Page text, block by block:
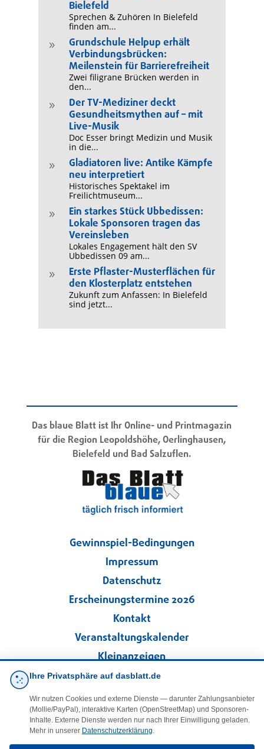
Bielefeld
Sprechen & Zuhören In Bielefeld
finden am...
9
Grundschule Helpup erhält
Verbindungsbrücken:
Meilenstein für Barrierefreiheit
Zwei filigrane Brücken werden in
den...
9
Der TV-Mediziner deckt
Gesundheitsmythen auf – mit
Live-Musik
Doc Esser bringt Medizin und Musik
in die...
9
Gladiatoren live: Antike Kämpfe
neu interpretiert
Historisches Spektakel im
Freilichtmuseum...
9
Ein starkes Stück Ubbedissen:
Lokale Sponsoren tragen das
Vereinsleben
Lokales Engagement hält den SV
Ubbedissen 09 am...
9
Erste Pflaster-Musterflächen für
den Klosterplatz entstehen
Zukunft zum Anfassen: In Bielefeld
sind jetzt...
Das blaue Blatt ist Ihr Online- und Printmagazin
für die Region Leopoldshöhe, Oerlinghausen,
Bielefeld und Bad Salzuflen.
Gewinnspiel-Bedingungen
Impressum
Datenschutz
Erscheinungstermine 2026
Kontakt
Veranstaltungskalender
Kleinanzeigen
Folgen Sie uns!
Ihre Privatsphäre auf dasblatt.de
Wir nutzen Cookies und externe Dienste — darunter Zahlungsanbieter
(Mollie/PayPal), interaktive Karten (OpenStreetMap) und Sponsoren-
Inhalte. Externe Dienste werden nur nach Ihrer Einwilligung geladen.
Mehr in unserer Datenschutzerklärung.